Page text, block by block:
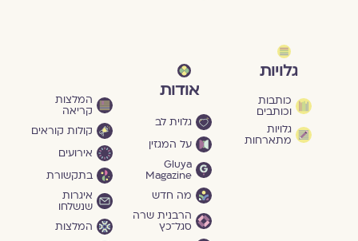
גלויות
כותבות
וכותבים
גלויות
מתארחות
אודות
גלוית לב
על המגזין
Gluya
Magazine
מה חדש
הרבנית שרה
סגל־כץ
המלצות
קריאה
קולות קוראים
אירועים
בתקשורת
איגרות
שנשלחו
המלצות